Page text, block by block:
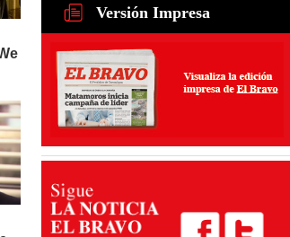
Tamaulipas alista nuevo plan
para recuperar exportaciones
de ganado
Versión Impresa